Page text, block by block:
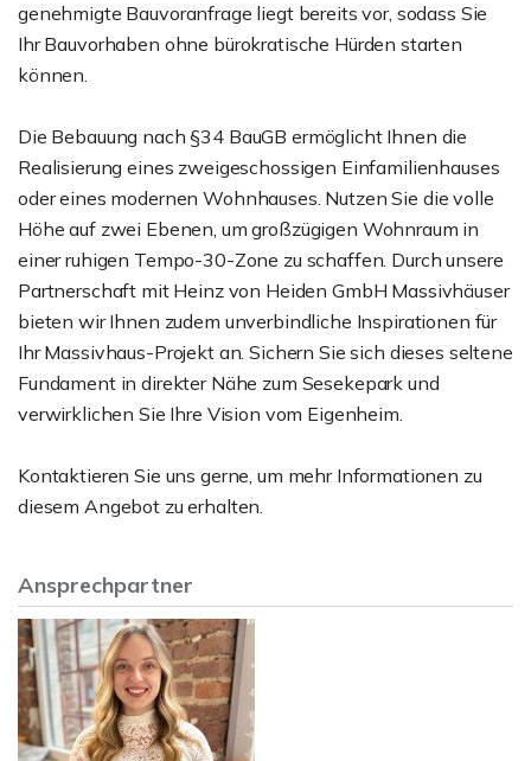
genehmigte Bauvoranfrage liegt bereits vor, sodass Sie
Ihr Bauvorhaben ohne bürokratische Hürden starten
können.
Die Bebauung nach §34 BauGB ermöglicht Ihnen die
Realisierung eines zweigeschossigen Einfamilienhauses
oder eines modernen Wohnhauses. Nutzen Sie die volle
Höhe auf zwei Ebenen, um großzügigen Wohnraum in
einer ruhigen Tempo-30-Zone zu schaffen. Durch unsere
Partnerschaft mit Heinz von Heiden GmbH Massivhäuser
bieten wir Ihnen zudem unverbindliche Inspirationen für
Ihr Massivhaus-Projekt an. Sichern Sie sich dieses seltene
Fundament in direkter Nähe zum Sesekepark und
verwirklichen Sie Ihre Vision vom Eigenheim.
Kontaktieren Sie uns gerne, um mehr Informationen zu
diesem Angebot zu erhalten.
Ansprechpartner